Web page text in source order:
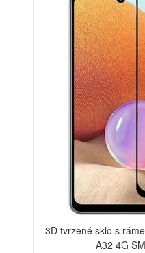
3D tvrzené sklo s
A32 4G